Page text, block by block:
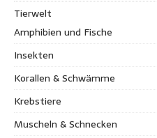
Tierwelt
Amphibien und Fische
Insekten
Korallen & Schwämme
Krebstiere
Muscheln & Schnecken